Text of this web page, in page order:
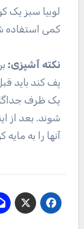
لوبیا سبز یک
کمی استفاده
نکته آشپزی:
پف کند باید
یک ظرف
شوند. بعد از
آنها را به